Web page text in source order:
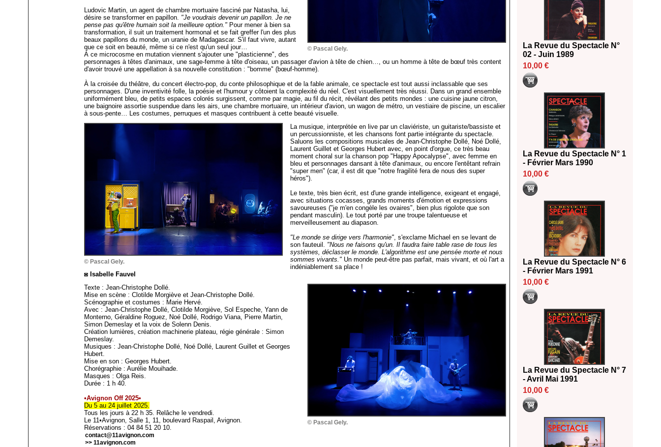
© Pascal Gely.
Ludovic Martin, un agent de chambre mortuaire fasciné par Natasha, lui,
désire se transformer en papillon. "Je voudrais devenir un papillon. Je ne
pense pas qu'être humain soit la meilleure option." Pour mener à bien sa
transformation, il suit un traitement hormonal et se fait greffer l'un des plus
beaux papillons du monde, un uranie de Madagascar. S'il faut vivre, autant
que ce soit en beauté, même si ce n'est qu'un seul jour…
À ce microcosme en mutation viennent s'ajouter une "plasticienne", des
personnages à têtes d'animaux, une sage-femme à tête d'oiseau, un passager d'avion à tête de chien…, ou un homme à tête de bœuf très content
d'avoir trouvé une appellation à sa nouvelle constitution : "bomme" (bœuf-homme).
À la croisée du théâtre, du concert électro-pop, du conte philosophique et de la fable animale, ce spectacle est tout aussi inclassable que ses
personnages. D'une inventivité folle, la poésie et l'humour y côtoient la complexité du réel. C'est visuellement très réussi. Dans un grand ensemble
uniformément bleu, de petits espaces colorés surgissent, comme par magie, au fil du récit, révélant des petits mondes : une cuisine jaune citron,
une baignoire assortie suspendue dans les airs, une chambre mortuaire, un intérieur d'avion, un wagon de métro, un vestiaire de piscine, un escalier
à sous-pente… Les costumes, perruques et masques contribuent à cette beauté visuelle.
© Pascal Gely.
La musique, interprétée en live par un claviériste, un guitariste/bassiste et
un percussionniste, et les chansons font partie intégrante du spectacle.
Saluons les compositions musicales de Jean-Christophe Dollé, Noé Dollé,
Laurent Guillet et Georges Hubert avec, en point d'orgue, ce très beau
moment choral sur la chanson pop "Happy Apocalypse", avec femme en
bleu et personnages dansant à tête d'animaux, ou encore l'entêtant refrain
"super men" (car, il est dit que "notre fragilité fera de nous des super
héros").
Le texte, très bien écrit, est d'une grande intelligence, exigeant et engagé,
avec situations cocasses, grands moments d'émotion et expressions
savoureuses ("je m'en congèle les ovaires", bien plus rigolote que son
pendant masculin). Le tout porté par une troupe talentueuse et
merveilleusement au diapason.
"Le monde se dirige vers l'harmonie", s'exclame Michael en se levant de
son fauteuil. "Nous ne faisons qu'un. Il faudra faire table rase de tous les
systèmes, déclasser le monde. L'algorithme est une pensée morte et nous
sommes vivants." Un monde peut-être pas parfait, mais vivant, et où l'art a
indéniablement sa place !
◙ Isabelle Fauvel
© Pascal Gely.
Texte : Jean-Christophe Dollé.
Mise en scène : Clotilde Morgiève et Jean-Christophe Dollé.
Scénographie et costumes : Marie Hervé.
Avec : Jean-Christophe Dollé, Clotilde Morgiève, Sol Espeche, Yann de
Monterno, Géraldine Roguez, Noé Dollé, Rodrigo Viana, Pierre Martin,
Simon Demeslay et la voix de Solenn Denis.
Création lumières, création machinerie plateau, régie générale : Simon
Demeslay.
Musiques : Jean-Christophe Dollé, Noé Dollé, Laurent Guillet et Georges
Hubert.
Mise en son : Georges Hubert.
Chorégraphie : Aurélie Mouihade.
Masques : Olga Reis.
Durée : 1 h 40.
•Avignon Off 2025•
Du 5 au 24 juillet 2025.
Tous les jours à 22 h 35. Relâche le vendredi.
Le 11•Avignon, Salle 1, 11, boulevard Raspail, Avignon.
Réservations : 04 84 51 20 10.
contact@11avignon.com
>> 11avignon.com
La Revue du Spectacle N°
02 - Juin 1989
10,00 €
La Revue du Spectacle N° 1
- Février Mars 1990
10,00 €
La Revue du Spectacle N° 6
- Février Mars 1991
10,00 €
La Revue du Spectacle N° 7
- Avril Mai 1991
10,00 €